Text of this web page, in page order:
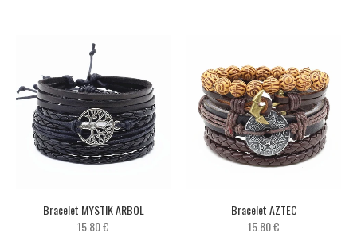
Bracelet MYSTIK ARBOL
15.80 €
Bracelet AZTEC
15.80 €